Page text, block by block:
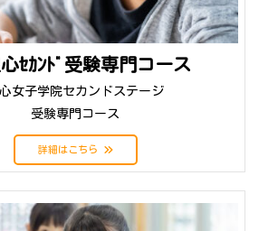
ｾｶﾝﾄﾞ受験専門コース
女子学院セカンドステージ
受験専門コース
詳細はこちら